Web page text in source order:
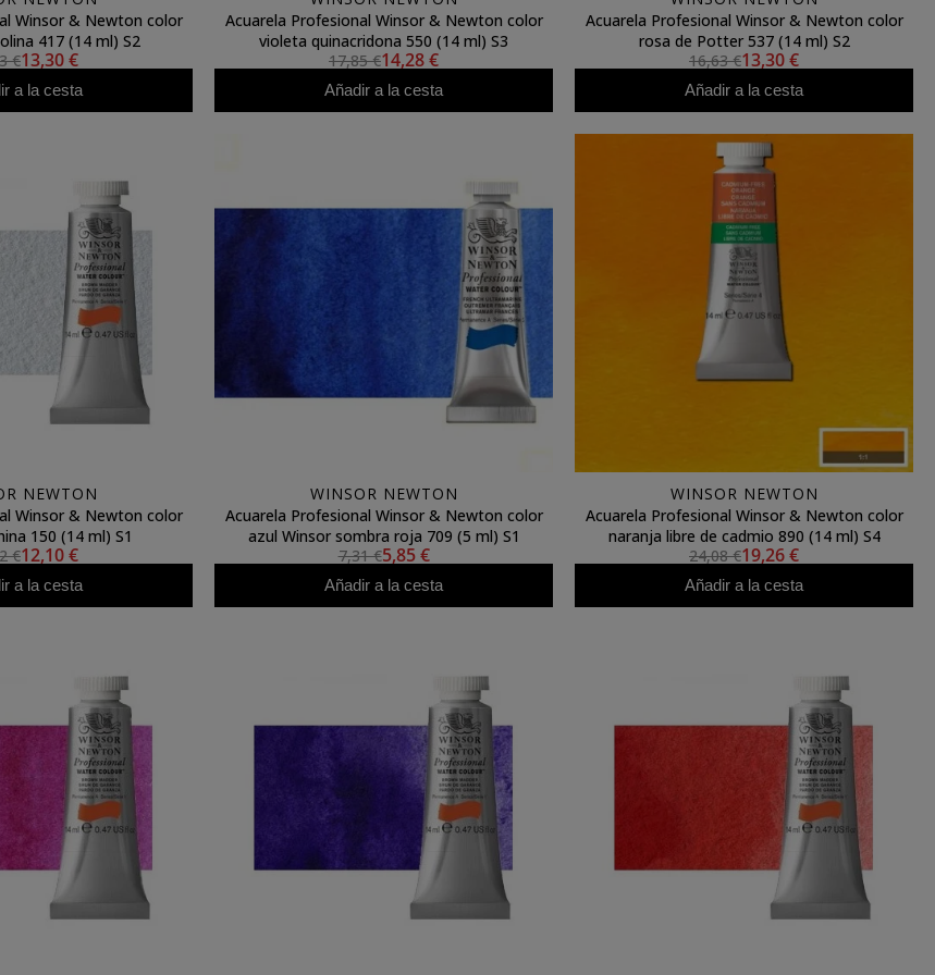
Winsor & Newton color
417 (14 ml) S2
€13,30 €
a la cesta
Acuarela Profesional Winsor & Newton color
violeta quinacridona 550 (14 ml) S3
17,85 €14,28 €
Añadir a la cesta
Acuarela Profesional Winsor & Newton color
rosa de Potter 537 (14 ml) S2
16,63 €13,30 €
Añadir a la cesta
NEWTON
Winsor & Newton color
150 (14 ml) S1
€12,10 €
a la cesta
WINSOR NEWTON
Acuarela Profesional Winsor & Newton color
azul Winsor sombra roja 709 (5 ml) S1
7,31 €5,85 €
Añadir a la cesta
WINSOR NEWTON
Acuarela Profesional Winsor & Newton color
naranja libre de cadmio 890 (14 ml) S4
24,08 €19,26 €
Añadir a la cesta